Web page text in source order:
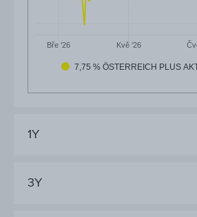
7,75 % ÖSTERREICH PLUS
Bře '26 Kvě '26
1Y
3Y